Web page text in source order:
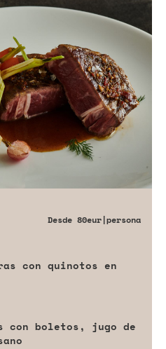
Desde 80eur|persona
con quinotos en
con boletos, jugo de